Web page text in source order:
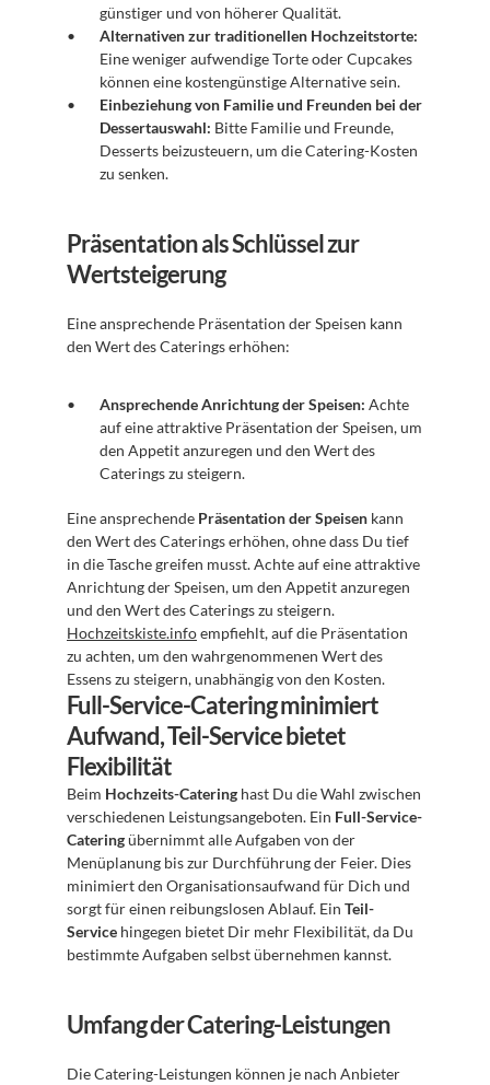
günstiger und von höherer Qualität.
Alternativen zur traditionellen Hochzeitstorte:
Eine weniger aufwendige Torte oder Cupcakes
können eine kostengünstige Alternative sein.
Einbeziehung von Familie und Freunden bei der
Dessertauswahl: Bitte Familie und Freunde,
Desserts beizusteuern, um die Catering-Kosten
zu senken.
Präsentation als Schlüssel zur
Wertsteigerung
Eine ansprechende Präsentation der Speisen kann
den Wert des Caterings erhöhen:
Ansprechende Anrichtung der Speisen: Achte
auf eine attraktive Präsentation der Speisen, um
den Appetit anzuregen und den Wert des
Caterings zu steigern.
Eine ansprechende Präsentation der Speisen kann
den Wert des Caterings erhöhen, ohne dass Du tief
in die Tasche greifen musst. Achte auf eine attraktive
Anrichtung der Speisen, um den Appetit anzuregen
Hochzeitskiste.info empfiehlt, auf die Präsentation
zu achten, um den wahrgenommenen Wert des
Essens zu steigern, unabhängig von den Kosten.
Full-Service-Catering minimiert
Aufwand, Teil-Service bietet
Flexibilität
Beim Hochzeits-Catering hast Du die Wahl zwischen
verschiedenen Leistungsangeboten. Ein Full-Service-
Catering übernimmt alle Aufgaben von der
Menüplanung bis zur Durchführung der Feier. Dies
minimiert den Organisationsaufwand für Dich und
sorgt für einen reibungslosen Ablauf. Ein Teil-
Service hingegen bietet Dir mehr Flexibilität, da Du
bestimmte Aufgaben selbst übernehmen kannst.
Umfang der Catering-Leistungen
Die Catering-Leistungen können je nach Anbieter